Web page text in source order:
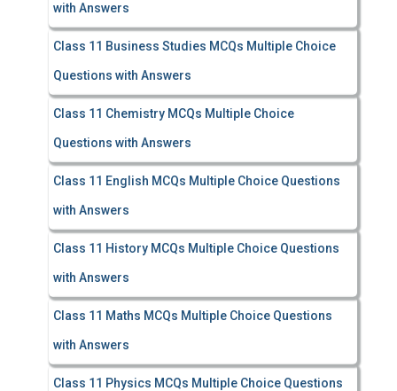
with Answers
Class 11 Business Studies MCQs Multiple Choice
Questions with Answers
Class 11 Chemistry MCQs Multiple Choice
Questions with Answers
Class 11 English MCQs Multiple Choice Questions
with Answers
Class 11 History MCQs Multiple Choice Questions
with Answers
Class 11 Maths MCQs Multiple Choice Questions
with Answers
Class 11 Physics MCQs Multiple Choice Questions